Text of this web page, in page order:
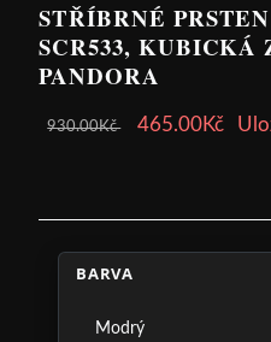
STŘÍBRNÉ
SCR533,
PANDORA
930.00Kč 465.00Kč
BARVA
Modrý